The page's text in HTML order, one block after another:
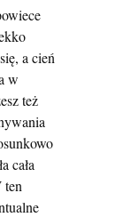
a cień
w
też
cała
ten